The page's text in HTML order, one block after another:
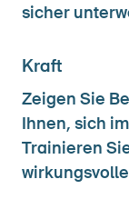
sicher
Kraft
Zeigen Sie
Ihnen, sich
Trainieren